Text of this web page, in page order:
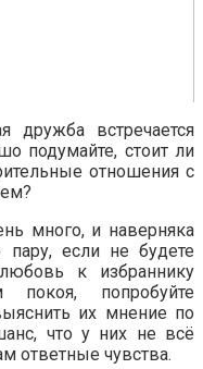
дружба встречается
подумайте, стоит ли
отношения с
много, и наверняка
если не будете
к избраннику
попробуйте
их мнение по
что у них не всё
ответные чувства.